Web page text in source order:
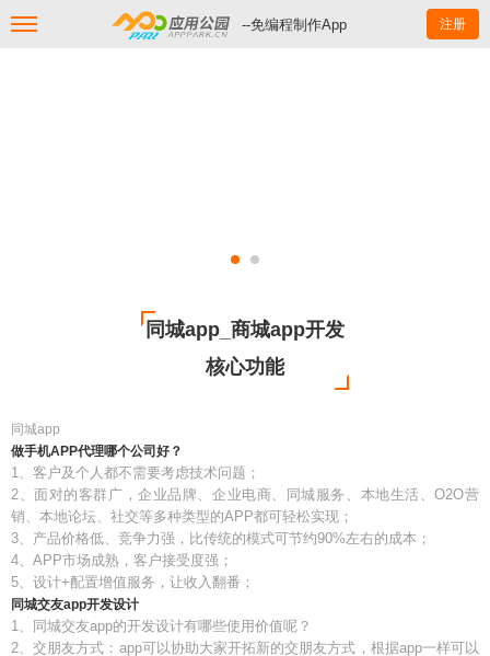
--免编程制作App 注册
同城app_商城app开发
核心功能
同城app
做手机APP代理哪个公司好？
1、客户及个人都不需要考虑技术问题；
2、面对的客群广，企业品牌、企业电商、同城服务、本地生活、O2O营
销、本地论坛、社交等多种类型的APP都可轻松实现；
3、产品价格低、竞争力强，比传统的模式可节约90%左右的成本；
4、APP市场成熟，客户接受度强；
5、设计+配置增值服务，让收入翻番；
同城交友app开发设计
1、同城交友app的开发设计有哪些使用价值呢？
2、交朋友方式：app可以协助大家开拓新的交朋友方式，根据app一样可以